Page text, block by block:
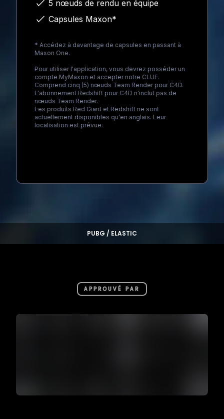
PUBG / ELASTIC
5 nœuds de rendu en équipe
Capsules Maxon*
* Accédez à davantage de capsules en passant à
Maxon One.
Pour utiliser l'application, vous devrez posséder un
compte MyMaxon et accepter notre CLUF.
Comprend cinq (5) nœuds Team Render pour C4D.
L'abonnement Redshift pour C4D n'inclut pas de
nœuds Team Render.
Les produits Red Giant et Redshift ne sont
actuellement disponibles qu'en anglais. Leur
localisation est prévue.
APPROUVÉ PAR